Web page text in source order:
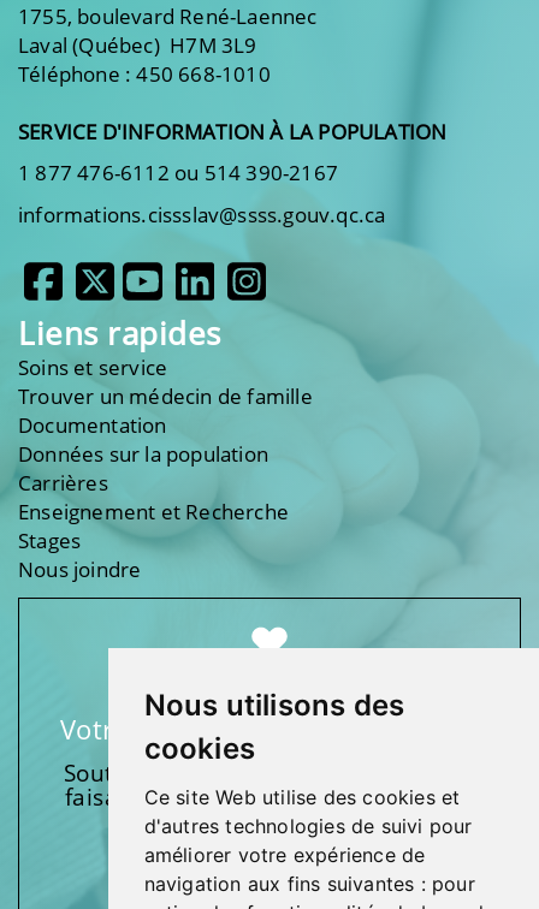
Nous utilisons des
cookies
Ce site Web utilise des cookies et
d'autres technologies de suivi pour
améliorer votre expérience de
navigation aux fins suivantes : pour
1755, boulevard René-Laennec
Laval (Québec) H7M 3L9
Téléphone : 450 668-1010
SERVICE D'INFORMATION À LA POPULATION
1 877 476-6112 ou 514 390-2167
informations.cissslav@ssss.gouv.qc.ca
Liens rapides
Soins et service
Trouver un médecin de famille
Documentation
Données sur la population
Carrières
Enseignement et Recherche
Stages
Nous joindre
Votre soutien fait une différence
Soutenez l’une de nos fondations en
faisant un don et en participant aux
activités.
Donnez généreusement!